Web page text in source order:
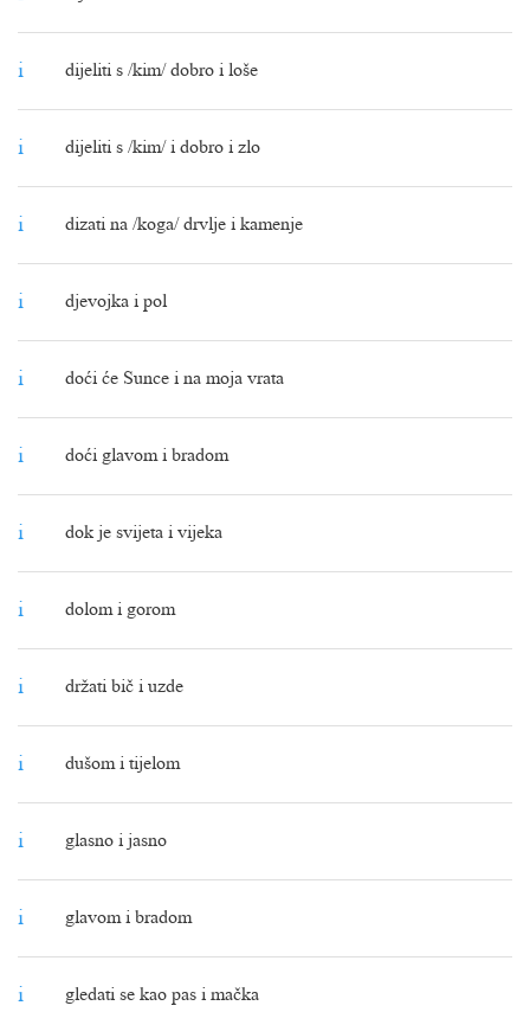
i dijeliti s /kim/ dobro i loše
i dijeliti s /kim/ i dobro i zlo
i dizati na /koga/ drvlje i kamenje
i djevojka i pol
i doći će Sunce i na moja vrata
i doći glavom i bradom
i dok je svijeta i vijeka
i dolom i gorom
i držati bič i uzde
i dušom i tijelom
i glasno i jasno
i glavom i bradom
i gledati se kao pas i mačka